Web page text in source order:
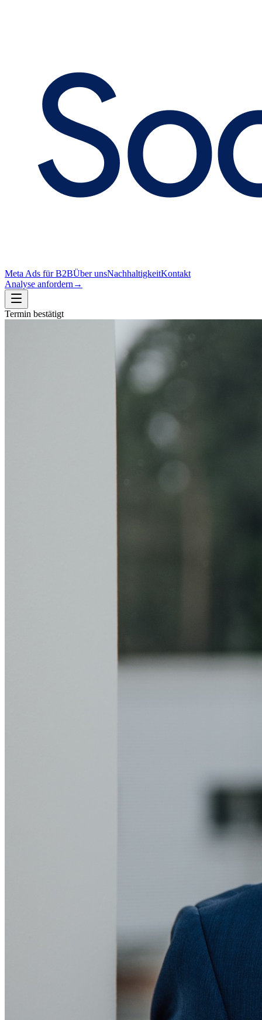
Meta Ads für B2BÜber unsNachhaltigkeitKontakt
Analyse anfordern →
Termin bestätigt